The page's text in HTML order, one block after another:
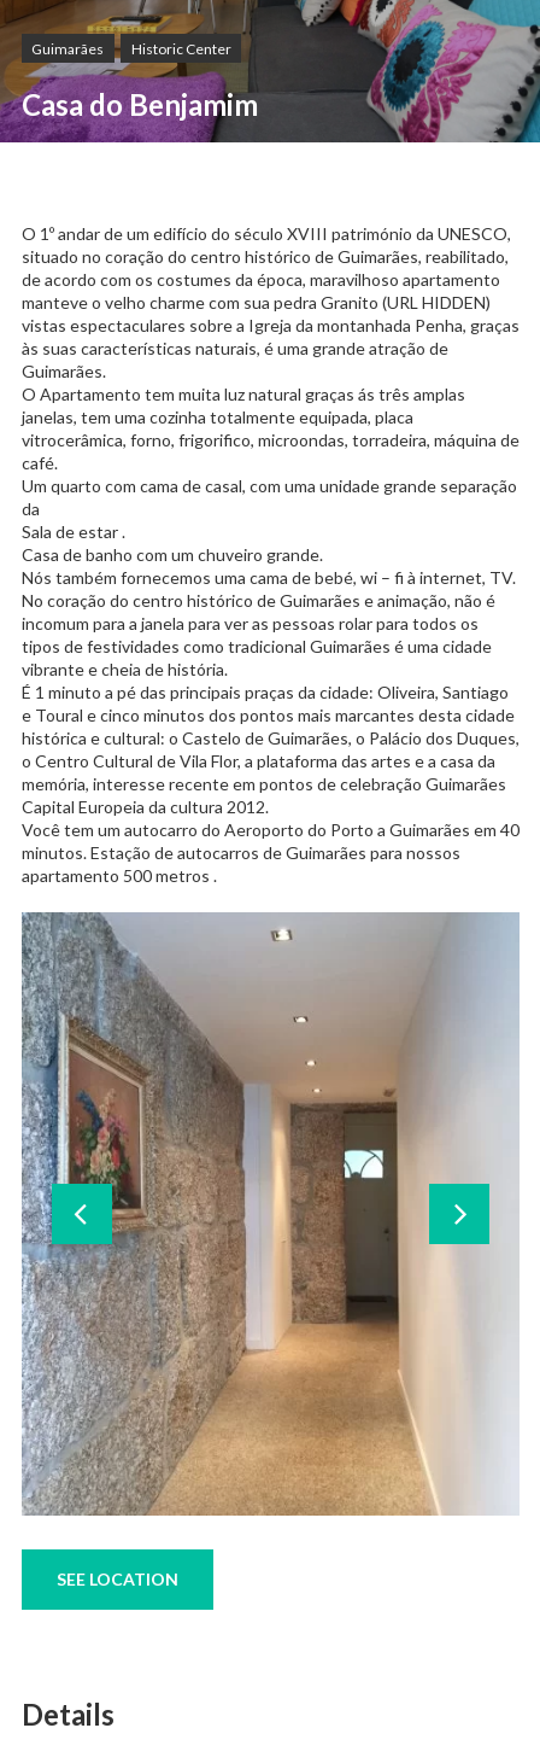
Guimarães Historic Center
Casa do Benjamim
O 1º andar de um edifício do século XVIII património da UNESCO,
situado no coração do centro histórico de Guimarães, reabilitado,
de acordo com os costumes da época, maravilhoso apartamento
manteve o velho charme com sua pedra Granito (URL HIDDEN)
vistas espectaculares sobre a Igreja da montanhada Penha, graças
às suas características naturais, é uma grande atração de
Guimarães.
O Apartamento tem muita luz natural graças ás três amplas
janelas, tem uma cozinha totalmente equipada, placa
vitrocerâmica, forno, frigorifico, microondas, torradeira, máquina de
café.
Um quarto com cama de casal, com uma unidade grande separação
da
Sala de estar .
Casa de banho com um chuveiro grande.
Nós também fornecemos uma cama de bebé, wi – fi à internet, TV.
No coração do centro histórico de Guimarães e animação, não é
incomum para a janela para ver as pessoas rolar para todos os
tipos de festividades como tradicional Guimarães é uma cidade
vibrante e cheia de história.
É 1 minuto a pé das principais praças da cidade: Oliveira, Santiago
e Toural e cinco minutos dos pontos mais marcantes desta cidade
histórica e cultural: o Castelo de Guimarães, o Palácio dos Duques,
o Centro Cultural de Vila Flor, a plataforma das artes e a casa da
memória, interesse recente em pontos de celebração Guimarães
Capital Europeia da cultura 2012.
Você tem um autocarro do Aeroporto do Porto a Guimarães em 40
minutos. Estação de autocarros de Guimarães para nossos
apartamento 500 metros .
SEE LOCATION
Details